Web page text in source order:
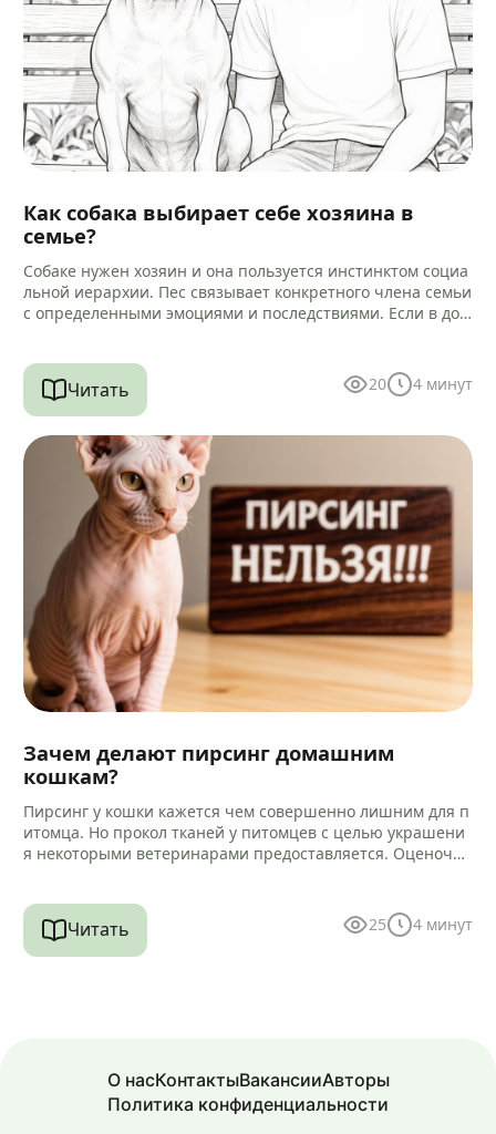
Как собака выбирает себе хозяина в
семье?
Собаке нужен хозяин и она пользуется инстинктом социа
льной иерархии. Пес связывает конкретного члена семьи
с определенными эмоциями и последствиями. Если в дом
Читать 20 4 минут
Зачем делают пирсинг домашним
кошкам?
Пирсинг у кошки кажется чем совершенно лишним для п
итомца. Но прокол тканей у питомцев с целью украшени
я некоторыми ветеринарами предоставляется. Оценочна
Читать 25 4 минут
О насКонтактыВакансииАвторы
Политика конфиденциальности